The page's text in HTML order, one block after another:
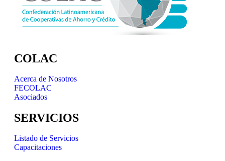
COLAC
Acerca de Nosotros
FECOLAC
Asociados
SERVICIOS
Listado de Servicios
Capacitaciones